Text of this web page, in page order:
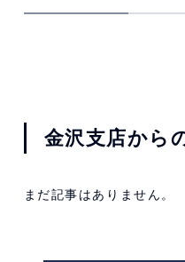
金沢支店から
まだ記事はありません。